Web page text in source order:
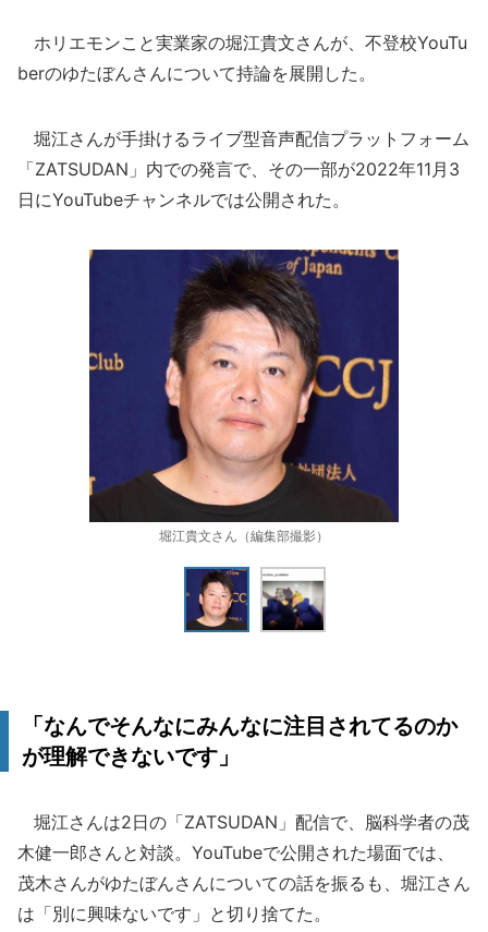
ホリエモンこと実業家の堀江貴文さんが、不登校YouTu
berのゆたぼんさんについて持論を展開した。
堀江さんが手掛けるライブ型音声配信プラットフォーム
「ZATSUDAN」内での発言で、その一部が2022年11月3
日にYouTubeチャンネルでは公開された。
堀江貴文さん（編集部撮影）
「なんでそんなにみんなに注目されてるのか
が理解できないです」
堀江さんは2日の「ZATSUDAN」配信で、脳科学者の茂
木健一郎さんと対談。YouTubeで公開された場面では、
茂木さんがゆたぼんさんについての話を振るも、堀江さん
は「別に興味ないです」と切り捨てた。